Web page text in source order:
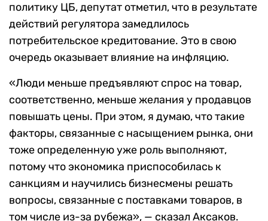
политику ЦБ, депутат отметил, что в результате
действий регулятора замедлилось
потребительское кредитование. Это в свою
очередь оказывает влияние на инфляцию.
«Люди меньше предъявляют спрос на товар,
соответственно, меньше желания у продавцов
повышать цены. При этом, я думаю, что такие
факторы, связанные с насыщением рынка, они
тоже определенную уже роль выполняют,
потому что экономика приспособилась к
санкциям и научились бизнесмены решать
вопросы, связанные с поставками товаров, в
том числе из-за рубежа», — сказал Аксаков.